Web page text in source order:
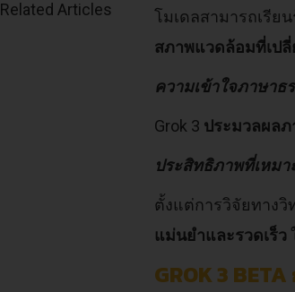
Related Articles โมเดลสามารถเรีย
สภาพแวดล้อมที่เป
ความเข้าใจภาษาธ
Grok 3 ประมวลผล
ประสิทธิภาพที่เหม
ตั้งแต่การวิจัยทางวิ
แม่นยำและรวดเร็ว
GROK 3